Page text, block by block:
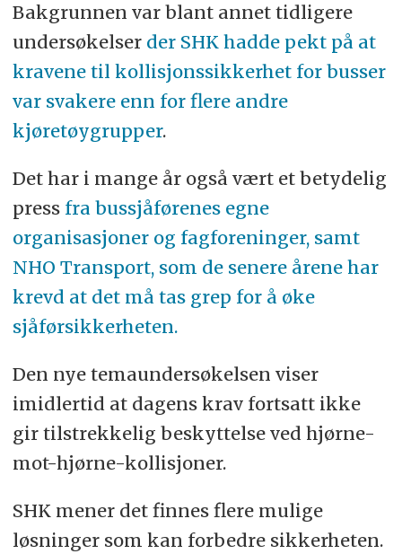
Bakgrunnen var blant annet tidligere
undersøkelser der SHK hadde pekt på at
kravene til kollisjonssikkerhet for busser
var svakere enn for flere andre
kjøretøygrupper.
Det har i mange år også vært et betydelig
press fra bussjåførenes egne
organisasjoner og fagforeninger, samt
NHO Transport, som de senere årene har
krevd at det må tas grep for å øke
sjåførsikkerheten.
Den nye temaundersøkelsen viser
imidlertid at dagens krav fortsatt ikke
gir tilstrekkelig beskyttelse ved hjørne-
mot-hjørne-kollisjoner.
SHK mener det finnes flere mulige
løsninger som kan forbedre sikkerheten.